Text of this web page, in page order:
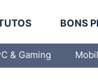
BONS
& Gaming